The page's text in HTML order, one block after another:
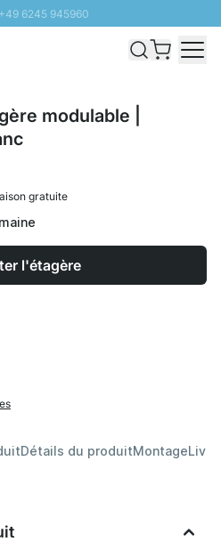
6245 945960
gratuite dès 100€
modulable |
gratuite
l'étagère
Détails du produitMontage